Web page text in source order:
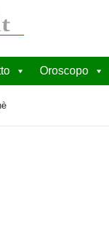
Oroscopo